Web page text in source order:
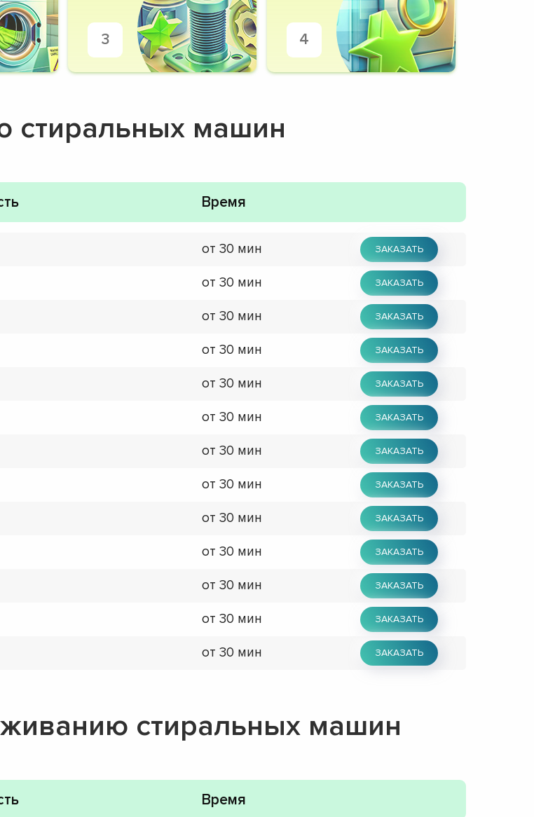
3 4
стиральных машин
Время
от 30 мин ЗАКАЗАТЬ
от 30 мин ЗАКАЗАТЬ
от 30 мин ЗАКАЗАТЬ
от 30 мин ЗАКАЗАТЬ
от 30 мин ЗАКАЗАТЬ
от 30 мин ЗАКАЗАТЬ
от 30 мин ЗАКАЗАТЬ
от 30 мин ЗАКАЗАТЬ
от 30 мин ЗАКАЗАТЬ
от 30 мин ЗАКАЗАТЬ
от 30 мин ЗАКАЗАТЬ
от 30 мин ЗАКАЗАТЬ
от 30 мин ЗАКАЗАТЬ
стиральных машин
Время